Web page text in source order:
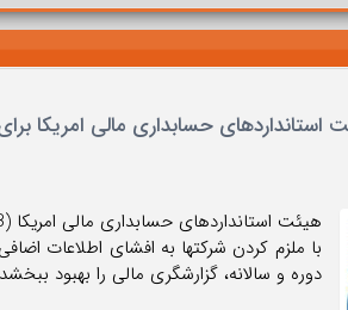
حسابداری مالی امریکا
با ملزم کردن شرکتها به افشای اطلاعات
دوره و سالانه، گزارشگری مالی را بهبود